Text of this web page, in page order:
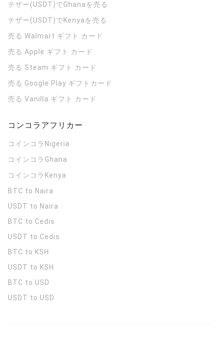
テザー(USDT)でGhanaを売る
テザー(USDT)でKenyaを売る
売る Walmart ギフト カード
売る Apple ギフト カード
売る Steam ギフト カード
売る Google Play ギフトカード
売る Vanilla ギフト カード
コンコラアフリカー
コインコラ Nigeria
コインコラ Ghana
コインコラ Kenya
BTC to Naira
USDT to Naira
BTC to Cedis
USDT to Cedis
BTC to KSH
USDT to KSH
BTC to USD
USDT to USD